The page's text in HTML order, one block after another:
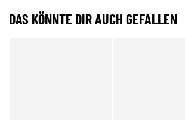
DAS KÖNNTE DIR AUCH GEFALLEN